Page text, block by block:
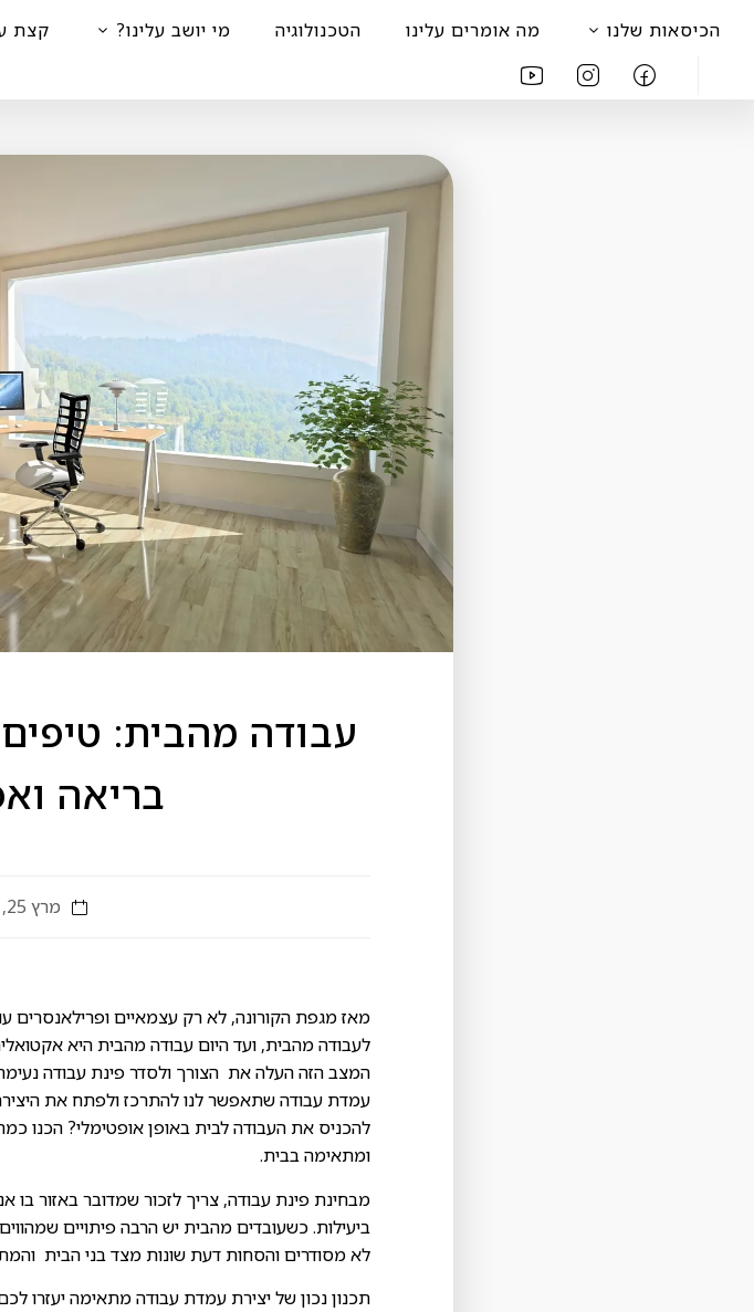
הכיסאות שלנו מה אומרים עלינו הטכנולוגיה מי יושב עלינו? קצת
עבודה מהבית:
בריאה
מרץ 25, 2024
מאז מגפת הקורונה, לא רק עצמאיים ופרילאנסרים
לעבודה מהבית, ועד היום עבודה מהבית היא
המצב הזה העלה את הצורך ולסדר פינת עבודה
עמדת עבודה שתאפשר לנו להתרכז ולפתח את
להכניס את העבודה לבית באופן אופטימלי? הכנו
ומתאימה בבית.
מבחינת פינת עבודה, צריך לזכור שמדובר באזור בו
ביעילות. כשעובדים מהבית יש הרבה פיתויים
לא מסודרים והסחות דעת שונות מצד בני הבית
תכנון נכון של יצירת עמדת עבודה מתאימה יעזרו